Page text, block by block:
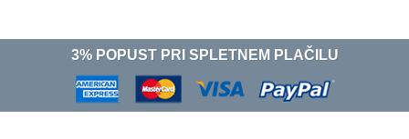
3% POPUST PRI SPLETNEM PLAČILU